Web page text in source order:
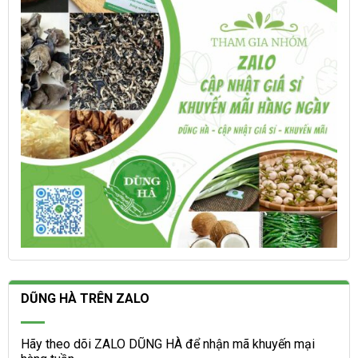
được
chọn
trên
trang
sản
phẩm
trên
trang
sản
phẩm
DŨNG HÀ TRÊN ZALO
Hãy theo dõi ZALO DŨNG HÀ để nhận mã khuyến mại